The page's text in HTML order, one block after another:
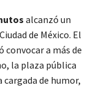
alcanzó un
de México. El
a más de
la plaza pública
de humor,